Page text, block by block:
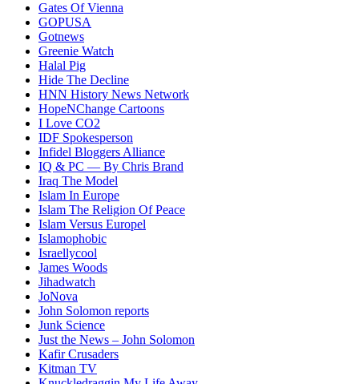
Gates Of Vienna
GOPUSA
Gotnews
Greenie Watch
Halal Pig
Hide The Decline
HNN History News Network
HopeNChange Cartoons
I Love CO2
IDF Spokesperson
Infidel Bloggers Alliance
IQ & PC — By Chris Brand
Iraq The Model
Islam In Europe
Islam The Religion Of Peace
Islam Versus Europel
Islamophobic
Israellycool
James Woods
Jihadwatch
JoNova
John Solomon reports
Junk Science
Just the News – John Solomon
Kafir Crusaders
Kitman TV